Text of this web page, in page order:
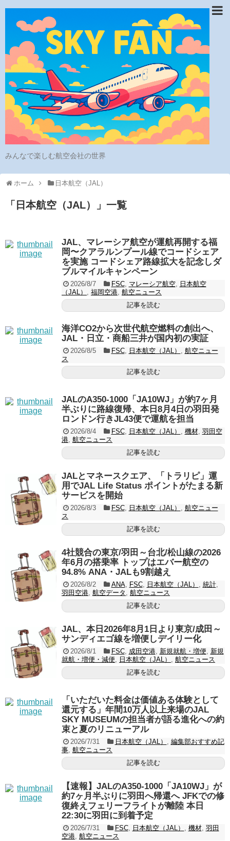
みんなで楽しむ航空会社の世界
ホーム 日本航空（JAL）
「 日本航空（JAL） 」 一覧
JAL、マレーシア航空が運航再開する福
岡〜クアラルンプール線でコードシェア
を実施 コードシェア路線拡大を記念しダ
ブルマイルキャンペーン
2026/8/7 FSC, マレーシア航空, 日本航空
（JAL） , 福岡空港, 航空ニュース
記事を読む
海洋CO2から次世代航空燃料の創出へ、
JAL・日立・商船三井が国内初の実証
2026/8/5 FSC, 日本航空（JAL） , 航空ニュー
ス
記事を読む
JALのA350-1000「JA10WJ」が約7ヶ月
半ぶりに路線復帰、本日8月4日の羽田発
ロンドン行きJL43便で運航を担当
2026/8/4 FSC, 日本航空（JAL） , 機材, 羽田空
港, 航空ニュース
記事を読む
JALとマネースクエア、「トラリピ」運
用でJAL Life Status ポイントがたまる新
サービスを開始
2026/8/3 FSC, 日本航空（JAL） , 航空ニュー
ス
記事を読む
4社競合の東京/羽田～台北/松山線の2026
年6月の搭乗率 トップはエバー航空の
94.8% ANA・JALも9割越え
2026/8/2 ANA, FSC, 日本航空（JAL） , 統計,
羽田空港, 航空データ , 航空ニュース
記事を読む
JAL、本日2026年8月1日より東京/成田～
サンディエゴ線を増便しデイリー化
2026/8/1 FSC, 成田空港, 新規就航・増便, 新規
就航・増便・減便, 日本航空（JAL） , 航空ニュース
記事を読む
「いただいた料金は価値ある体験として
還元する」年間10万人以上来場のJAL
SKY MUSEUMの担当者が語る進化への約
束と夏のリニューアル
2026/7/31 日本航空（JAL） , 編集部おすすめ記
事, 航空ニュース
記事を読む
【速報】JALのA350-1000「JA10WJ」が
約7ヶ月半ぶりに羽田へ帰還へ JFKでの修
復終えフェリーフライトが離陸 本日
22:30に羽田に到着予定
2026/7/31 FSC, 日本航空（JAL） , 機材, 羽田
空港, 航空ニュース